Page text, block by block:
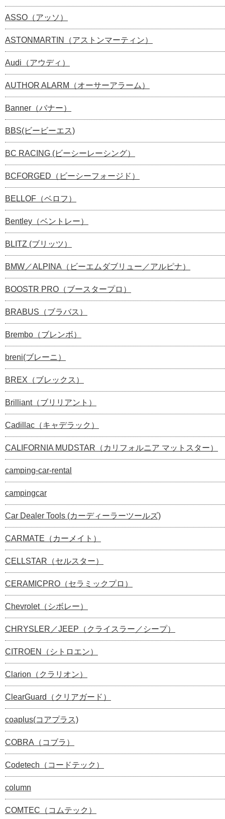
ASSO（アッソ）
ASTONMARTIN（アストンマーティン）
Audi（アウディ）
AUTHOR ALARM（オーサーアラーム）
Banner（バナー）
BBS(ビービーエス)
BC RACING (ビーシーレーシング）
BCFORGED（ビーシーフォージド）
BELLOF（ベロフ）
Bentley（ベントレー）
BLITZ (ブリッツ）
BMW／ALPINA（ビーエムダブリュー／アルピナ）
BOOSTR PRO（ブースタープロ）
BRABUS（ブラバス）
Brembo（ブレンボ）
breni(ブレーニ）
BREX（ブレックス）
Brilliant（ブリリアント）
Cadillac（キャデラック）
CALIFORNIA MUDSTAR（カリフォルニア マットスター）
camping-car-rental
campingcar
Car Dealer Tools (カーディーラーツールズ)
CARMATE（カーメイト）
CELLSTAR（セルスター）
CERAMICPRO（セラミックプロ）
Chevrolet（シボレー）
CHRYSLER／JEEP（クライスラー／シープ）
CITROEN（シトロエン）
Clarion（クラリオン）
ClearGuard（クリアガード）
coaplus(コアプラス)
COBRA（コブラ）
Codetech（コードテック）
column
COMTEC（コムテック）